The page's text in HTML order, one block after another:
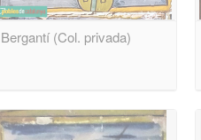
Bergantí (Col. privada)